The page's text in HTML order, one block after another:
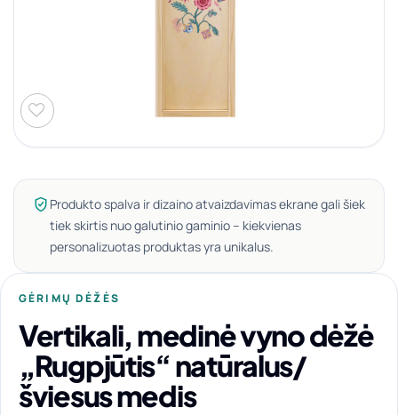
Produkto spalva ir dizaino atvaizdavimas ekrane gali šiek
tiek skirtis nuo galutinio gaminio – kiekvienas
personalizuotas produktas yra unikalus.
GĖRIMŲ DĖŽĖS
Vertikali, medinė vyno dėžė
„Rugpjūtis“ natūralus/
šviesus medis